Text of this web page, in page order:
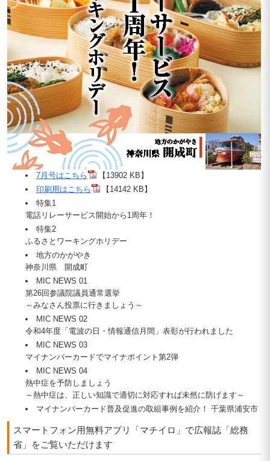
7月号はこちら
【13902 KB】
印刷用はこちら
【14142 KB】
特集1
電話リレーサービス開始から1周年！
特集2
ふるさとワーキングホリデー
地方のかがやき
神奈川県 開成町
MIC NEWS 01
第26回参議院議員通常選挙
～みなさん投票に行きましょう～
MIC NEWS 02
令和4年度「電波の日・情報通信月間」表彰が行われました
MIC NEWS 03
マイナンバーカードでマイナポイント第2弾
MIC NEWS 04
熱中症を予防しましょう
～熱中症は、正しい知識で適切に対応すれば未然に防げます～
マイナンバーカード普及促進の取組事例を紹介！ 千葉県浦安市
スマートフォン用無料アプリ「マチイロ」で広報誌「総務
省」をご覧いただけます